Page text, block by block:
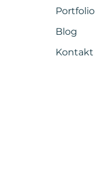
Portfolio
Blog
Kontakt